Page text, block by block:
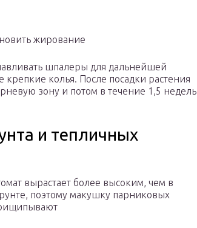
жирование
шпалеры для дальнейшей
крепкие колья. После посадки растения
зону и потом в течение 1,5 недель
и тепличных
вырастает более высоким, чем в
поэтому макушку парниковых